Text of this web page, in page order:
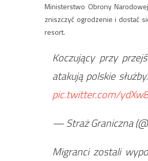
Ministerstwo Obrony
zniszczyć ogrodzenie i dostać
resort.
Koczujący przy
atakują polskie
pic.twitter.com/
— Straż Graniczna
Migranci zostali